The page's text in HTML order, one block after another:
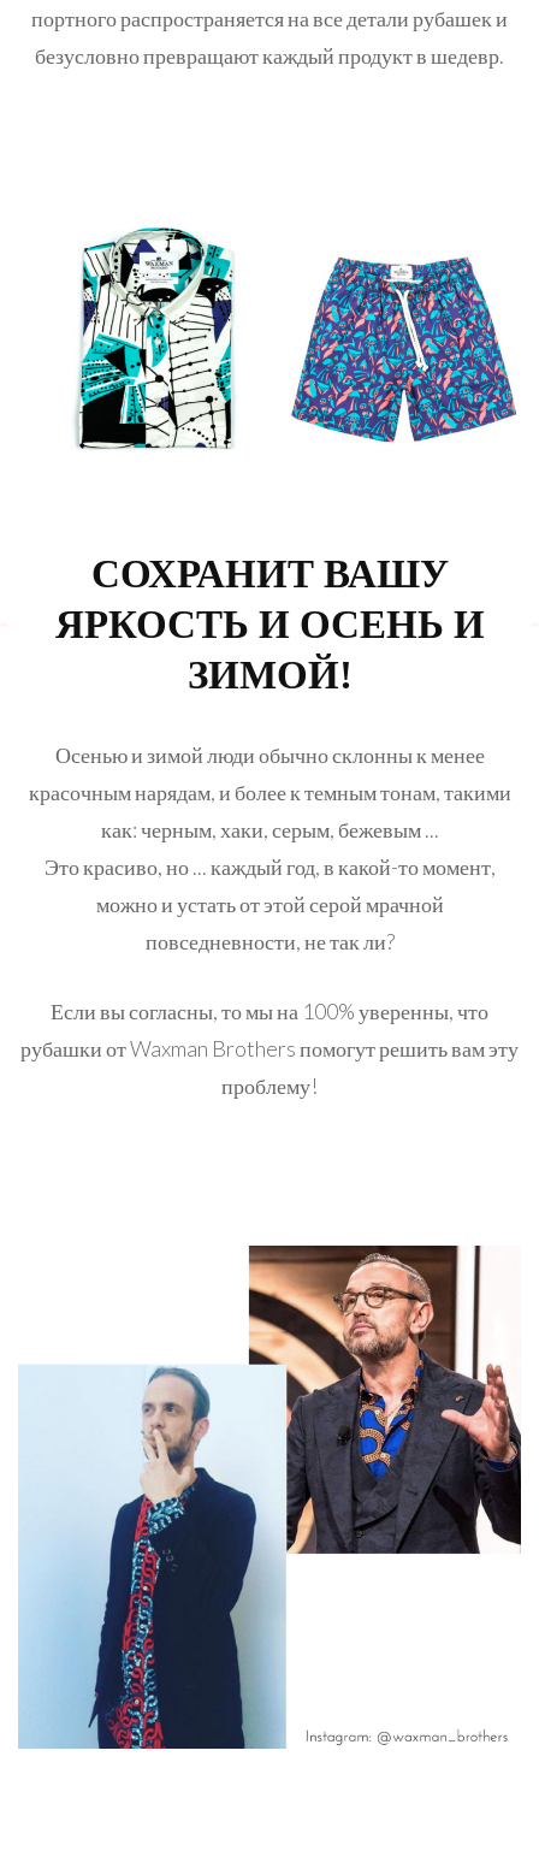
портного распространяется на все детали рубашек и
безусловно превращают каждый продукт в шедевр.
СОХРАНИТ ВАШУ
ЯРКОСТЬ И ОСЕНЬ И
ЗИМОЙ!
Осенью и зимой люди обычно склонны к менее
красочным нарядам, и более к темным тонам, такими
как: черным, хаки, серым, бежевым ...
Это красиво, но ... каждый год, в какой-то момент,
можно и устать от этой серой мрачной
повседневности, не так ли?
Если вы согласны, то мы на 100% уверенны, что
рубашки от Waxman Brothers помогут решить вам эту
проблему!